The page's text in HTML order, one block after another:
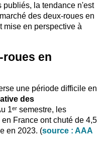
publiés, la tendance n'est
des deux-roues en
mise en perspective à
roues en
une période difficile en
des
1ᵉʳ semestre, les
France ont chuté de 4,5
en 2023. (source : AAA